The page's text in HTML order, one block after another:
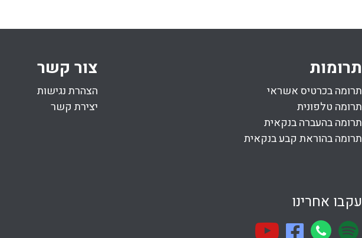
תרומות
תרומה בכרטיס אשראי
תרומה טלפונית
תרומה בהעברה בנקאית
תרומה בהוראת קבע בנקאית
צור קשר
הצהרת נגישות
יצירת קשר
עקבו אחרינו